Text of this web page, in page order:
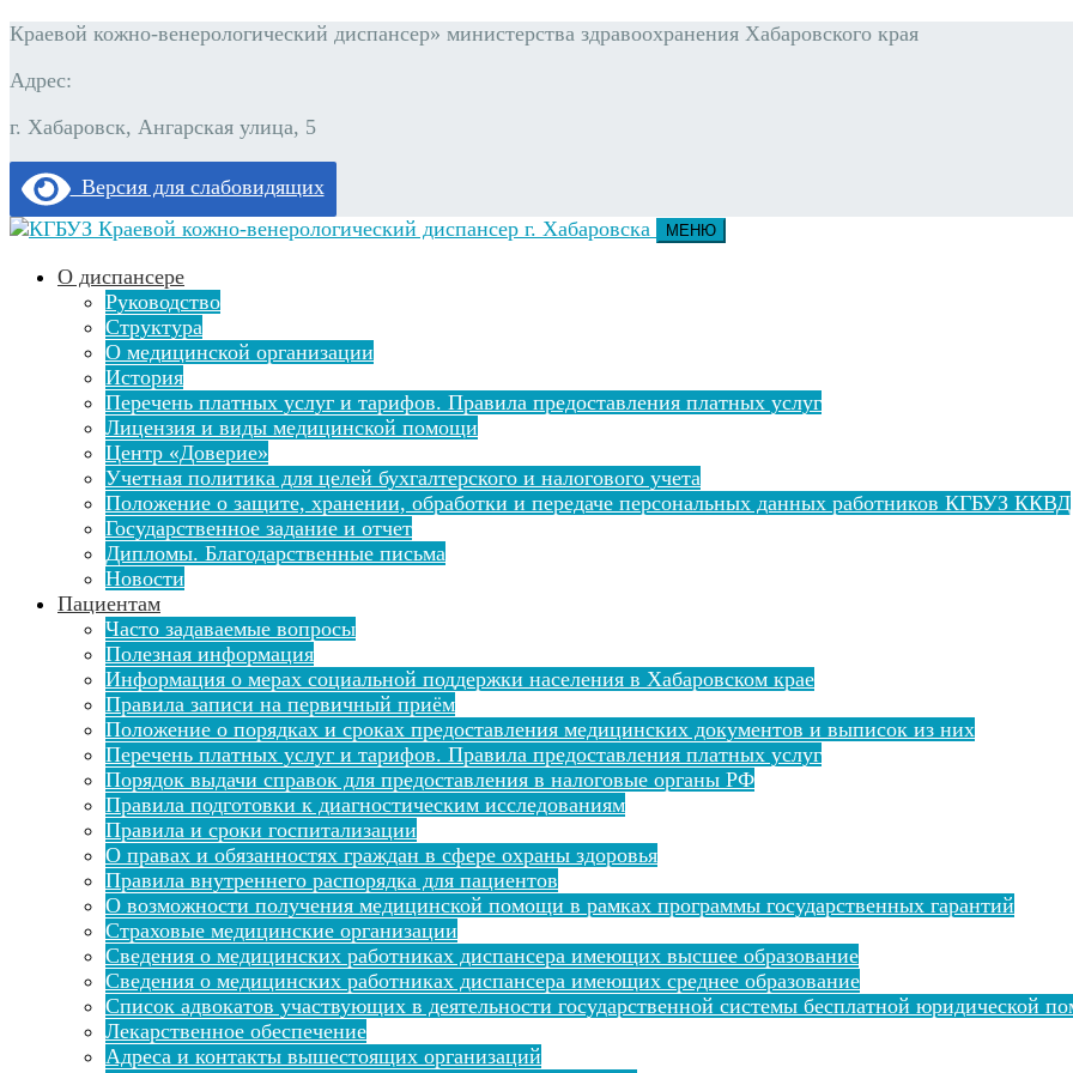
Краевой кожно-венерологический диспансер» министерства здравоохранения Хабаровского края
Адрес:
г. Хабаровск, Ангарская улица, 5
Версия для слабовидящих
МЕНЮ
О диспансере
Руководство
Структура
О медицинской организации
История
Перечень платных услуг и тарифов. Правила предоставления платных услуг
Лицензия и виды медицинской помощи
Центр «Доверие»
Учетная политика для целей бухгалтерского и налогового учета
Положение о защите, хранении, обработки и передаче персональных данных работников КГБУЗ ККВД
Государственное задание и отчет
Дипломы. Благодарственные письма
Новости
Пациентам
Часто задаваемые вопросы
Полезная информация
Информация о мерах социальной поддержки населения в Хабаровском крае
Правила записи на первичный приём
Положение о порядках и сроках предоставления медицинских документов и выписок из них
Перечень платных услуг и тарифов. Правила предоставления платных услуг
Порядок выдачи справок для предоставления в налоговые органы РФ
Правила подготовки к диагностическим исследованиям
Правила и сроки госпитализации
О правах и обязанностях граждан в сфере охраны здоровья
Правила внутреннего распорядка для пациентов
О возможности получения медицинской помощи в рамках программы государственных гарантий
Страховые медицинские организации
Сведения о медицинских работниках диспансера имеющих высшее образование
Сведения о медицинских работниках диспансера имеющих среднее образование
Список адвокатов участвующих в деятельности государственной системы бесплатной юридической
Лекарственное обеспечение
Адреса и контакты вышестоящих организаций